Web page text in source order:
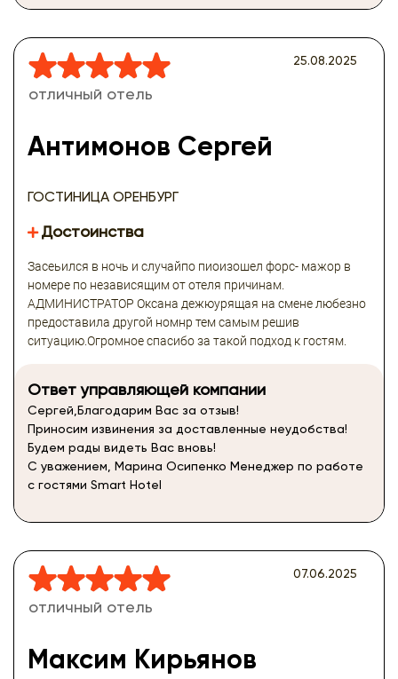
отличный отель
Антимонов Сергей
ГОСТИНИЦА ОРЕНБУРГ
25.08.2025
Достоинства
Засеьился в ночь и случайпо пиоизошел форс- мажор в
номере по независящим от отеля причинам.
АДМИНИСТРАТОР Оксана дежюурящая на смене любезно
предоставила другой номнр тем самым решив
ситуацию.Огромное спасибо за такой подход к гостям.
Ответ управляющей компании
Сергей,Благодарим Вас за отзыв!
Приносим извинения за доставленные неудобства!
Будем рады видеть Вас вновь!
С уважением, Марина Осипенко Менеджер по работе
с гостями Smart Hotel
отличный отель
Максим Кирьянов
07.06.2025